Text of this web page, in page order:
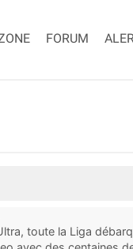
FORUM
toute la Liga